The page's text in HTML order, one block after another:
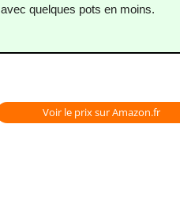
avec quelques pots en moins.
Voir le prix sur Amazon.fr